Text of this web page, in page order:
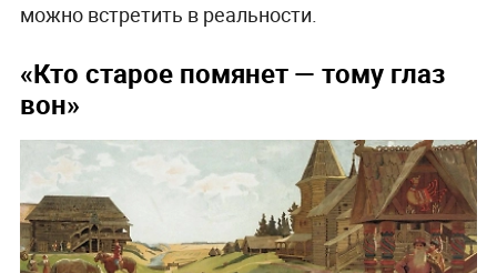
можно встретить в реальности.
«Кто старое помянет — тому глаз
вон»